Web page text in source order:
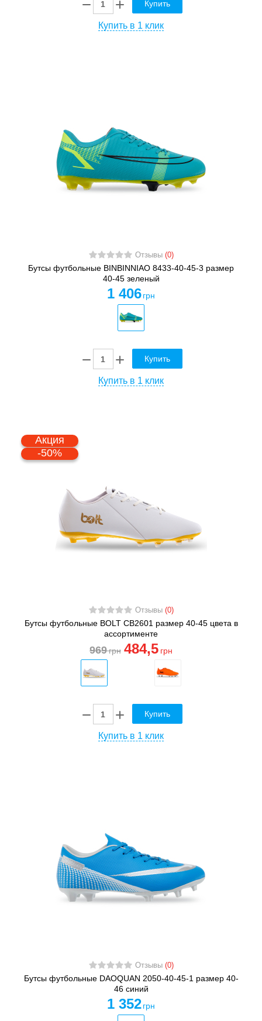
Купить
Купить в 1 клик
Отзывы (0)
Бутсы футбольные BINBINNIAO 8433-40-45-3 размер
40-45 зеленый
1 406 грн
Купить
Купить в 1 клик
Акция
-50%
Отзывы (0)
Бутсы футбольные BOLT CB2601 размер 40-45 цвета в
ассортименте
969грн 484,5 грн
Купить
Купить в 1 клик
Отзывы (0)
Бутсы футбольные DAOQUAN 2050-40-45-1 размер 40-
46 синий
1 352 грн